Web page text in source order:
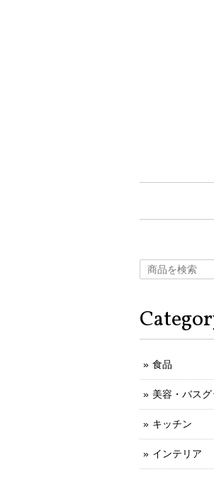
食品
美容・バス
キッチン
インテリア